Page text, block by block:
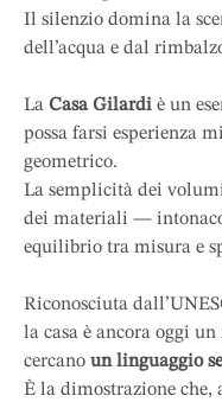
Il silenzio domina la
dell’acqua e dal
La Casa Gilardi è un
possa farsi esperienza
geometrico.
La semplicità dei
dei materiali —
equilibrio tra misura e
Riconosciuta
la casa è ancora oggi
cercano un linguaggio
È la dimostrazione che,